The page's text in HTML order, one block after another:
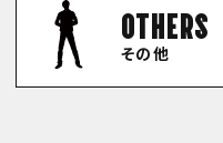
OTHERS
その他